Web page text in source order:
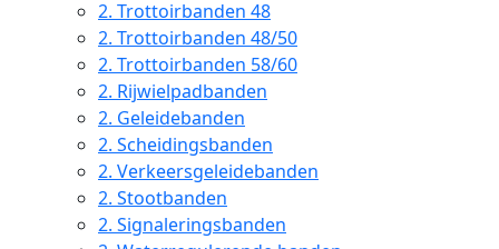
2. Trottoirbanden 48
2. Trottoirbanden 48/50
2. Trottoirbanden 58/60
2. Rijwielpadbanden
2. Geleidebanden
2. Scheidingsbanden
2. Verkeersgeleidebanden
2. Stootbanden
2. Signaleringsbanden